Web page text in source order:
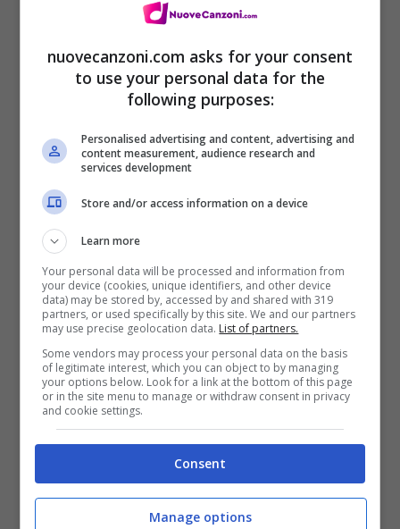
Ascolta l’audio
Testo Non voglio essere un fenomeno –
Gianluca Grignani
Quando sei uno come me
che non vai a genio a tutti sai
che ci provi ma non ci iresci mai
e vai chi sei?
quando sei uno come me
che ogni volta che fai un sacrificio
poi ti spremono come un dentifricio
che fai? chi sei?
Non voglio essere un fenomeno
non voglio esser come te
io nella vita ho qualcosa da dire
nuovecanzoni.com asks for your consent
to use your personal data for the
following purposes:
Personalised advertising and content, advertising and
content measurement, audience research and
services development
Store and/or access information on a device
Learn more
Your personal data will be processed and information from
your device (cookies, unique identifiers, and other device
data) may be stored by, accessed by and shared with 319
partners, or used specifically by this site. We and our partners
may use precise geolocation data. List of partners.
Some vendors may process your personal data on the basis
of legitimate interest, which you can object to by managing
your options below. Look for a link at the bottom of this page
or in the site menu to manage or withdraw consent in privacy
and cookie settings.
Consent
Manage options